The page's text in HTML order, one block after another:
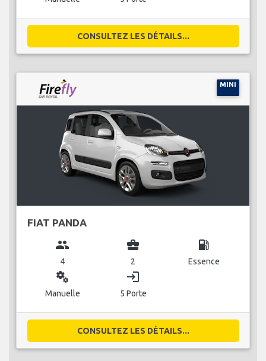
CONSULTEZ LES DÉTAILS...
MINI
FIAT PANDA
group
4
business_center
2
local_gas_station
Essence
miscellaneous_services
Manuelle
login
5 Porte
CONSULTEZ LES DÉTAILS...